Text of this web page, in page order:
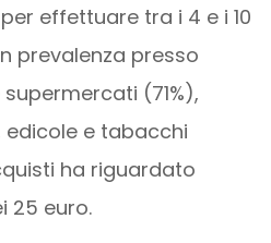
effettuare tra i 4 e i 10
prevalenza presso
(71%),
e tabacchi
ha riguardato
25 euro.